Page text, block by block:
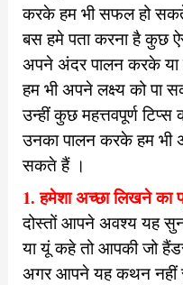
करके हम भी सफल हो
बस हमे पता करना है कुछ
अपने अंदर पालन करके
हम भी अपने लक्ष्य को पा
उन्हीं कुछ महत्तवपूर्ण
उनका पालन करके हम भी
सकते हैं ।
1. हमेशा अच्छा लिखने का
दोस्तों आपने अवश्य यह
या यूं कहे तो आपकी जो
अगर आपने यह कथन नहीं